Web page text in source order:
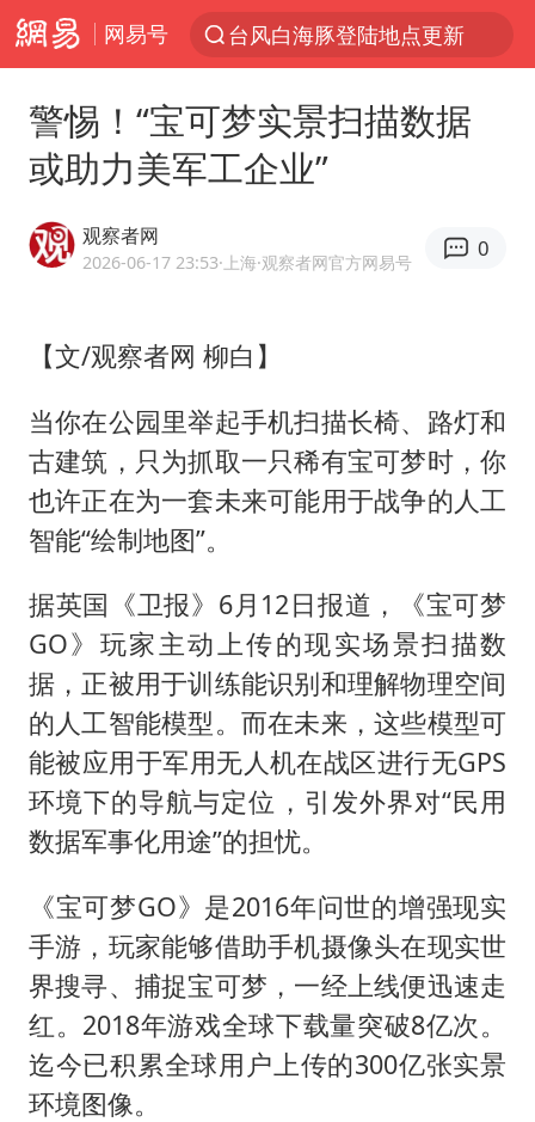
网易号
台风白海豚登陆地点更新
看守所辅警收受10万获刑1年
CIA被曝已秘密设立古巴工作组
贵州轮胎子公司获美国退税8136万
泰国一女公务员妆容引争议 本人回应
24小时不关空调 电费会更低吗
村民谈“梅姨”：叫的其实是“媒姨”
中国养老床位“三连降”
哪吒汽车南宁工厂设备降价20%拍卖
奋进开新局 实干挑大梁
警惕！“宝可梦实景扫描数据
或助力美军工企业”
观察者网
2026-06-17 23:53·上海·观察者网官方网易号
0
【文/观察者网 柳白】
当你在公园里举起手机扫描长椅、路灯和
古建筑，只为抓取一只稀有宝可梦时，你
也许正在为一套未来可能用于战争的人工
智能“绘制地图”。
据英国《卫报》6月12日报道，《宝可梦
GO》玩家主动上传的现实场景扫描数
据，正被用于训练能识别和理解物理空间
的人工智能模型。而在未来，这些模型可
能被应用于军用无人机在战区进行无GPS
环境下的导航与定位，引发外界对“民用
数据军事化用途”的担忧。
《宝可梦GO》是2016年问世的增强现实
手游，玩家能够借助手机摄像头在现实世
界搜寻、捕捉宝可梦，一经上线便迅速走
红。2018年游戏全球下载量突破8亿次。
迄今已积累全球用户上传的300亿张实景
环境图像。